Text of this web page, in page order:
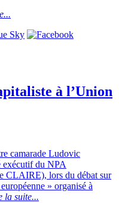
à l’Union
camarade Ludovic
exécutif du NPA
CLAIRE), lors du débat sur
» organisé à
la suite...